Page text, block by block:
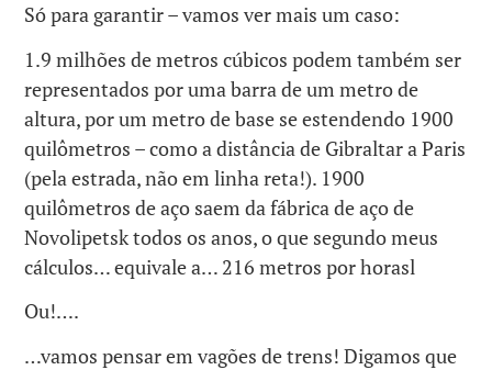
Só para garantir – vamos ver mais um caso:
1.9 milhões de metros cúbicos podem também ser
representados por uma barra de um metro de
altura, por um metro de base se estendendo 1900
quilômetros – como a distância de Gibraltar a Paris
(pela estrada, não em linha reta!). 1900
quilômetros de aço saem da fábrica de aço de
Novolipetsk todos os anos, o que segundo meus
cálculos… equivale a… 216 metros por horasl
Ou!….
…vamos pensar em vagões de trens! Digamos que